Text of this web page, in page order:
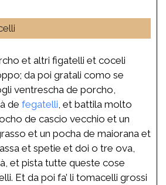
et altri figatelli et coceli
da poi gratali como se
ventrescha de porcho,
de fegatelli , et battila molto
de cascio vecchio et un
et un pocha de maiorana et
et spetie et doi o tre ova,
et pista tutte queste cose
Et da poi fa’ li tomacelli grossi